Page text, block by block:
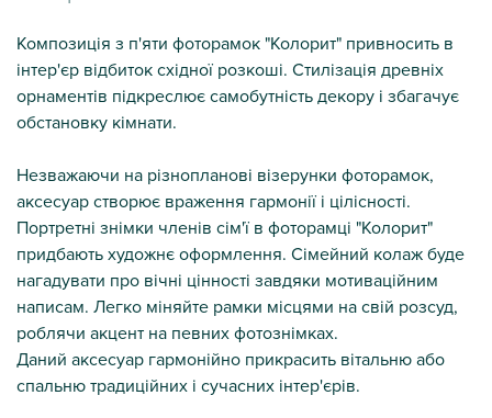
Композиція з п'яти фоторамок "Колорит" привносить в
інтер'єр відбиток східної розкоші. Стилізація древніх
орнаментів підкреслює самобутність декору і збагачує
обстановку кімнати.
Незважаючи на різнопланові візерунки фоторамок,
аксесуар створює враження гармонії і цілісності.
Портретні знімки членів сім'ї в фоторамці "Колорит"
придбають художнє оформлення. Сімейний колаж буде
нагадувати про вічні цінності завдяки мотиваційним
написам. Легко міняйте рамки місцями на свій розсуд,
роблячи акцент на певних фотознімках.
Даний аксесуар гармонійно прикрасить вітальню або
спальню традиційних і сучасних інтер'єрів.